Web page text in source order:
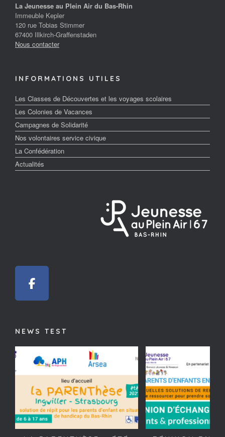
La Jeunesse au Plein Air du Bas-Rhin
Immeuble Kepler
120 rue Tobias Stimmer
67400 Illkirch-Graffenstaden
Nous contacter
INFORMATIONS UTILES
Les Classes de Découvertes et les voyages scolaires
Les Colonies de Vacances
Campagnes de Solidarité
Nos volontaires service civique
La Confédération
Actualités
NEWS TEST